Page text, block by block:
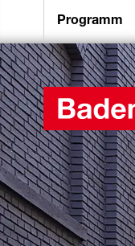
Programm